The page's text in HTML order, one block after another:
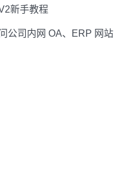
新手教程
公司内网 OA、ERP 网站